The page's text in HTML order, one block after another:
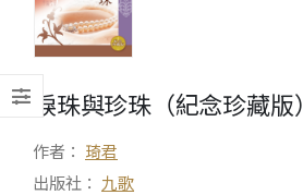
淚珠與珍珠（紀念珍藏版）
作者： 琦君
出版社： 九歌